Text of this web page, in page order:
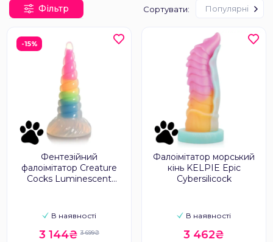
Фільтр Сортувати: Популярні
-15%
Фентезійний
фалоімітатор Creature
Cocks Luminescent
В наявності
3 144₴ 3 699₴
Фалоімітатор морський
кінь KELPIE Epic
Cybersilicock
В наявності
3 462₴